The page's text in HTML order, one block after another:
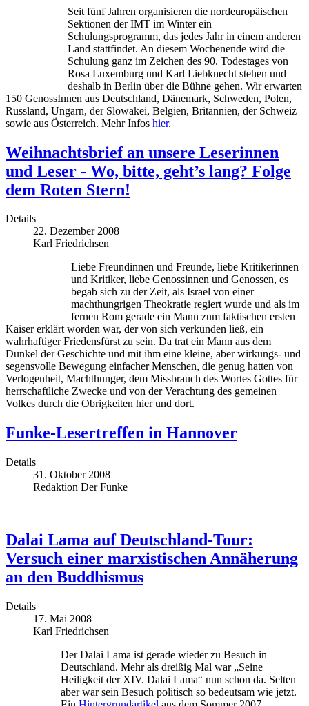
Seit fünf Jahren organisieren die nordeuropäischen
Sektionen der IMT im Winter ein
Schulungsprogramm, das jedes Jahr in einem anderen
Land stattfindet. An diesem Wochenende wird die
Schulung ganz im Zeichen des 90. Todestages von
Rosa Luxemburg und Karl Liebknecht stehen und
deshalb in Berlin über die Bühne gehen. Wir erwarten
150 GenossInnen aus Deutschland, Dänemark, Schweden, Polen,
Russland, Ungarn, der Slowakei, Belgien, Britannien, der Schweiz
sowie aus Österreich. Mehr Infos hier.
Weihnachtsbrief an unsere Leserinnen
und Leser - Wo, bitte, geht’s lang? Folge
dem Roten Stern!
Details
22. Dezember 2008
Karl Friedrichsen
Liebe Freundinnen und Freunde, liebe Kritikerinnen
und Kritiker, liebe Genossinnen und Genossen, es
begab sich zu der Zeit, als Israel von einer
machthungrigen Theokratie regiert wurde und als im
fernen Rom gerade ein Mann zum faktischen ersten
Kaiser erklärt worden war, der von sich verkünden ließ, ein
wahrhaftiger Friedensfürst zu sein. Da trat ein Mann aus dem
Dunkel der Geschichte und mit ihm eine kleine, aber wirkungs- und
segensvolle Bewegung einfacher Menschen, die genug hatten von
Verlogenheit, Machthunger, dem Missbrauch des Wortes Gottes für
herrschaftliche Zwecke und von der Verachtung des gemeinen
Volkes durch die Obrigkeiten hier und dort.
Funke-Lesertreffen in Hannover
Details
31. Oktober 2008
Redaktion Der Funke
Dalai Lama auf Deutschland-Tour:
Versuch einer marxistischen Annäherung
an den Buddhismus
Details
17. Mai 2008
Karl Friedrichsen
Der Dalai Lama ist gerade wieder zu Besuch in
Deutschland. Mehr als dreißig Mal war „Seine
Heiligkeit der XIV. Dalai Lama“ nun schon da. Selten
aber war sein Besuch politisch so bedeutsam wie jetzt.